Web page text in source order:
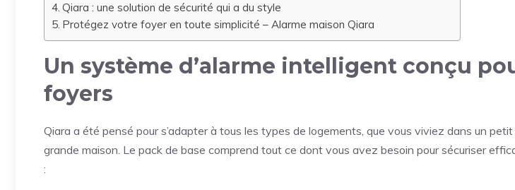
Qiara : une solution de sécurité qui a du style
Protégez votre foyer en toute simplicité – Alarme maison Qiara
Un système d’alarme intelligent conçu
foyers
Qiara a été pensé pour s’adapter à tous les types de logements, que vous viviez dans un
grande maison. Le pack de base comprend tout ce dont vous avez besoin pour sécuriser
: